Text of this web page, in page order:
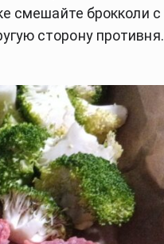
смешайте брокколи с
сторону противня.